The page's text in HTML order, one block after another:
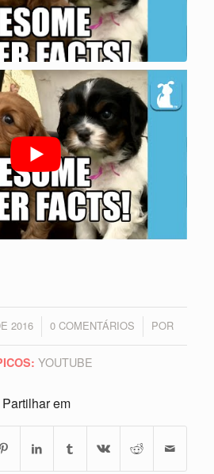
2016 0 COMENTÁRIOS
/ POR
YOUTUBE
Partilhar em